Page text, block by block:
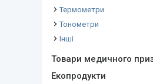
Термометри
Тонометри
Інші
Товари медичного
Екопродукти